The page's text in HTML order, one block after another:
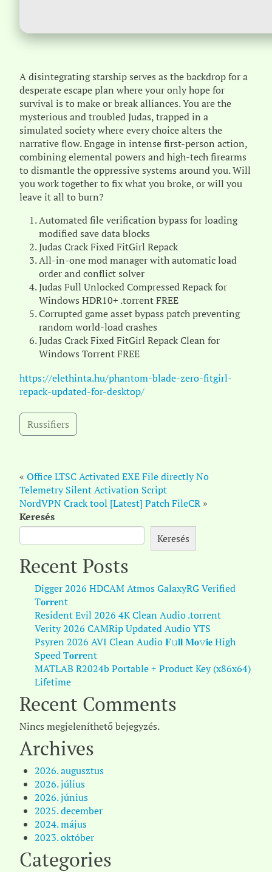
A disintegrating starship serves as the backdrop for a
desperate escape plan where your only hope for
survival is to make or break alliances. You are the
mysterious and troubled Judas, trapped in a
simulated society where every choice alters the
narrative flow. Engage in intense first-person action,
combining elemental powers and high-tech firearms
to dismantle the oppressive systems around you. Will
you work together to fix what you broke, or will you
leave it all to burn?
Automated file verification bypass for loading
modified save data blocks
Judas Crack Fixed FitGirl Repack
All-in-one mod manager with automatic load
order and conflict solver
Judas Full Unlocked Compressed Repack for
Windows HDR10+ .torrent FREE
Corrupted game asset bypass patch preventing
random world-load crashes
Judas Crack Fixed FitGirl Repack Clean for
Windows Torrent FREE
https://elethinta.hu/phantom-blade-zero-fitgirl-
repack-updated-for-desktop/
Russifiers
« Office LTSC Activated EXE File directly No
Telemetry Silent Activation Script
NordVPN Crack tool [Latest] Patch FileCR »
Keresés
Keresés
Recent Posts
Digger 2026 HDCAM Atmos GalaxyRG Verified
T𝐨𝐫𝐫𝐞nt
Resident Evil 2026 4K Clean Audio .torrent
Verity 2026 CAMRip Updated Audio YTS
Psyren 2026 AVI Clean Audio 𝐅𝚞𝐥𝐥 𝐌𝐨𝚟𝐢𝐞 High
Speed T𝐨𝐫𝐫ent
MATLAB R2024b Portable + Product Key (x86x64)
Lifetime
Recent Comments
Nincs megjeleníthető bejegyzés.
Archives
2026. augusztus
2026. július
2026. június
2025. december
2024. május
2023. október
Categories